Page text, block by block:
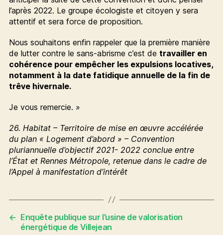
l’après 2022. Le groupe écologiste et citoyen y sera
attentif et sera force de proposition.
Nous souhaitons enfin rappeler que la première manière
de lutter contre le sans-abrisme c’est de travailler en
cohérence pour empêcher les expulsions locatives,
notamment à la date fatidique annuelle de la fin de
trêve hivernale.
Je vous remercie. »
26. Habitat – Territoire de mise en œuvre accélérée
du plan « Logement d’abord » – Convention
pluriannuelle d’objectif 2021- 2022 conclue entre
l’État et Rennes Métropole, retenue dans le cadre de
l’Appel à manifestation d’intérêt
← Enquête publique sur l’usine de valorisation
énergétique de Villejean